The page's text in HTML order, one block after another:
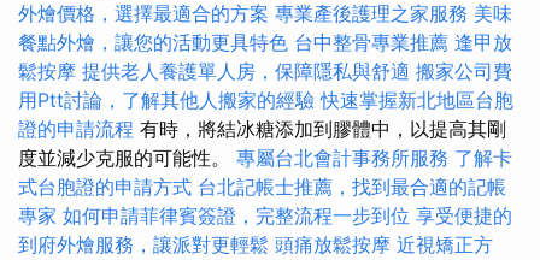
外燴價格，選擇最適合的方案 專業產後護理之家服務 美味
餐點外燴，讓您的活動更具特色 台中整骨專業推薦 逢甲放
鬆按摩 提供老人養護單人房，保障隱私與舒適 搬家公司費
用Ptt討論，了解其他人搬家的經驗 快速掌握新北地區台胞
證的申請流程 有時，將結冰糖添加到膠體中，以提高其剛
度並減少克服的可能性。 專屬台北會計事務所服務 了解卡
式台胞證的申請方式 台北記帳士推薦，找到最合適的記帳
專家 如何申請菲律賓簽證，完整流程一步到位 享受便捷的
到府外燴服務，讓派對更輕鬆 頭痛放鬆按摩 近視矯正方